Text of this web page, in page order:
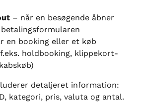
– når en besøgende åbner
en booking eller et køb
holdbooking, klippekort-
detaljeret information:
kategori, pris, valuta og antal.